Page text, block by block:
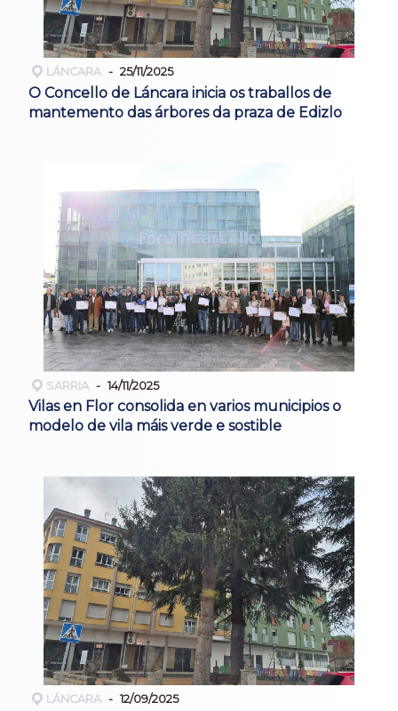
LÁNCARA 25/11/2025
O Concello de Láncara inicia os traballos de
mantemento das árbores da praza de Edizlo
SARRIA 14/11/2025
Vilas en Flor consolida en varios municipios o
modelo de vila máis verde e sostible
LÁNCARA 12/09/2025